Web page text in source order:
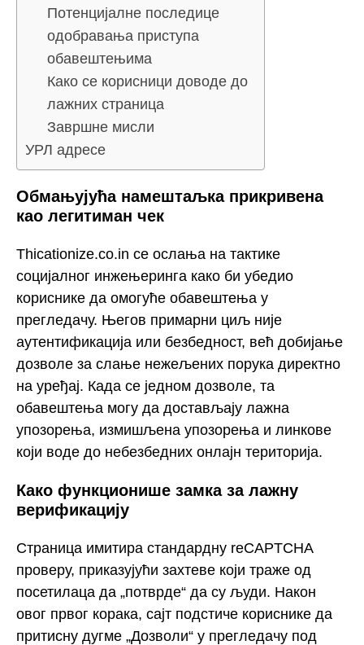
Потенцијалне последице
одобравања приступа
обавештењима
Како се корисници доводе до
лажних страница
Завршне мисли
УРЛ адресе
Обмањујућа намештаљка прикривена
као легитиман чек
Thicationize.co.in се ослања на тактике
социјалног инжењеринга како би убедио
кориснике да омогуће обавештења у
прегледачу. Његов примарни циљ није
аутентификација или безбедност, већ добијање
дозволе за слање нежељених порука директно
на уређај. Када се једном дозволе, та
обавештења могу да достављају лажна
упозорења, измишљена упозорења и линкове
који воде до небезбедних онлајн територија.
Како функционише замка за лажну
верификацију
Страница имитира стандардну reCAPTCHA
проверу, приказујући захтеве који траже од
посетилаца да „потврде“ да су људи. Након
овог првог корака, сајт подстиче кориснике да
притисну дугме „Дозволи“ у прегледачу под